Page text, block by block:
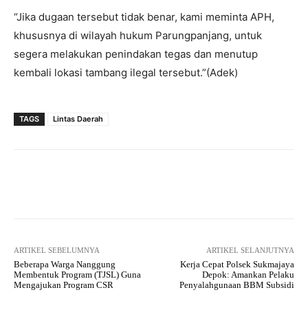
“Jika dugaan tersebut tidak benar, kami meminta APH,
khususnya di wilayah hukum Parungpanjang, untuk
segera melakukan penindakan tegas dan menutup
kembali lokasi tambang ilegal tersebut.”(Adek)
TAGS Lintas Daerah
ARTIKEL SEBELUMNYA
Beberapa Warga Nanggung
Membentuk Program (TJSL) Guna
Mengajukan Program CSR
ARTIKEL SELANJUTNYA
Kerja Cepat Polsek Sukmajaya
Depok: Amankan Pelaku
Penyalahgunaan BBM Subsidi